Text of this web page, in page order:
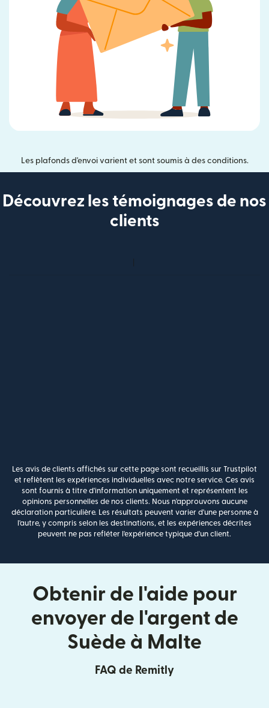
Les plafonds d'envoi varient et sont soumis à des conditions.
Découvrez les témoignages de nos
clients
Les avis de clients affichés sur cette page sont recueillis sur Trustpilot
et reflètent les expériences individuelles avec notre service. Ces avis
sont fournis à titre d'information uniquement et représentent les
opinions personnelles de nos clients. Nous n'approuvons aucune
déclaration particulière. Les résultats peuvent varier d'une personne à
l'autre, y compris selon les destinations, et les expériences décrites
peuvent ne pas refléter l'expérience typique d'un client.
Obtenir de l'aide pour
envoyer de l'argent de
Suède à Malte
FAQ de Remitly